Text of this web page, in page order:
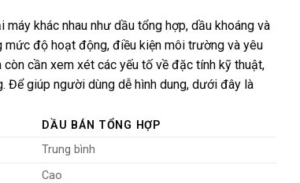
khác nhau như dầu tổng hợp, dầu khoáng và
độ hoạt động, điều kiện môi trường và yêu
cần xem xét các yếu tố về đặc tính kỹ thuật,
Để giúp người dùng dễ hình dung, dưới đây là
DẦU BÁN TỔNG HỢP
Trung bình
Cao